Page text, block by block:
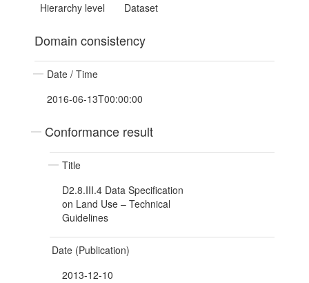
Hierarchy level Dataset
Domain consistency
Date / Time
2016-06-13T00:00:00
Conformance result
Title
D2.8.III.4 Data Specification
on Land Use – Technical
Guidelines
Date (Publication)
2013-12-10